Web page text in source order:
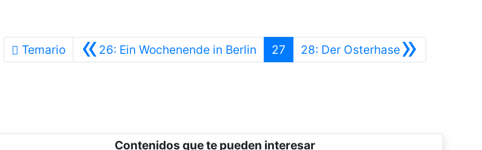
Temario «26: Ein Wochenende in BerlinAnterior
27 »
28: Der OsterhaseSiguiente
Contenidos que te pueden interesar